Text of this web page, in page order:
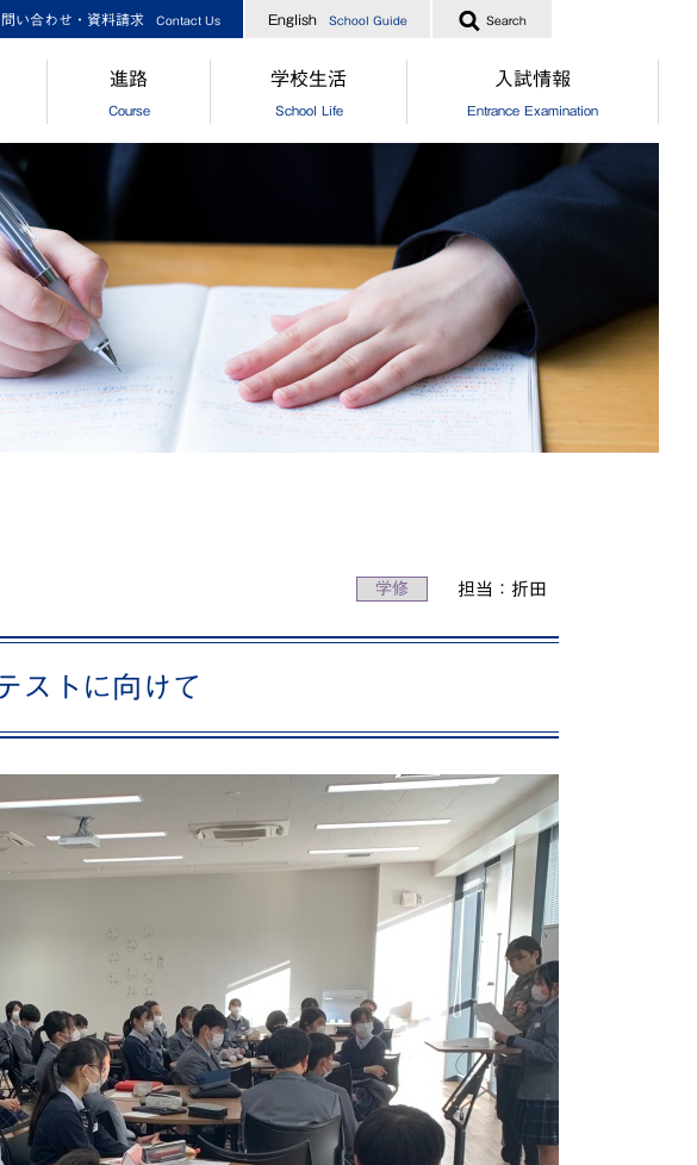
問い合わせ・資料請求 Contact Us English School Guide Search
て
進路
Course
[中学]進路指導
[高校]進路実績
[高校]進路指導
[高校]卒業生からのメッセージ
学校生活
School Life
クラブ活動
食堂
[中学]生徒自治会
PICK UP STUDENTS
入試情報
Entrance Examination
［中学］オープンスクール
［高校］オープンスクール
［中高］個別相談・説明会
［中高］学校案内
［中学］入試情報
［高校］入試情報
［中学］納付金・奨学金・授業
学修 担当：折田
ストに向けて